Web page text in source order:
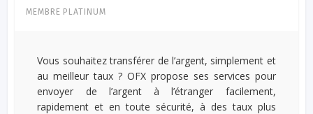
MEMBRE PLATINUM
Vous souhaitez transférer de l’argent, simplement et
au meilleur taux ? OFX propose ses services pour
envoyer de l’argent à l’étranger facilement,
rapidement et en toute sécurité, à des taux plus